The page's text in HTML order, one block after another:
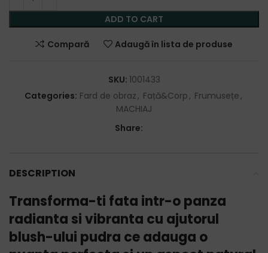
ADD TO CART
Compară Adaugă în lista de produse
SKU: 1001433
Categories: Fard de obraz, Față&Corp, Frumusețe,
MACHIAJ
Share:
DESCRIPTION
Transforma-ti fata intr-o panza
radianta si vibranta cu ajutorul
blush-ului pudra ce adauga o